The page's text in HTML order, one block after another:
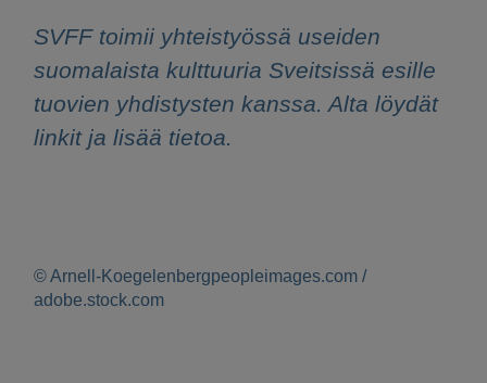
SVFF toimii yhteistyössä useiden
suomalaista kulttuuria Sveitsissä esille
tuovien yhdistysten kanssa. Alta löydät
linkit ja lisää tietoa.
© Arnell-Koegelenbergpeopleimages.com /
adobe.stock.com